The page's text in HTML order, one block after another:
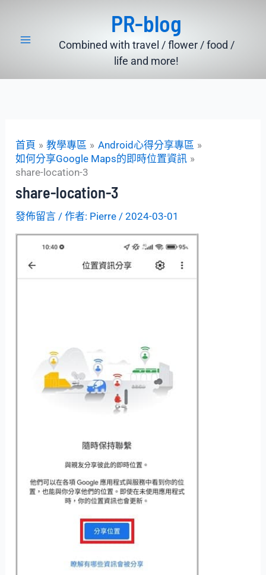
PR-blog
Combined with travel / flower / food /
life and more!
首頁 教學專區
Android心得分享專區
如何分享Google Maps的即時位置資訊
share-location-3
share-location-3
發佈留言 / 作者: Pierre /2024-03-01